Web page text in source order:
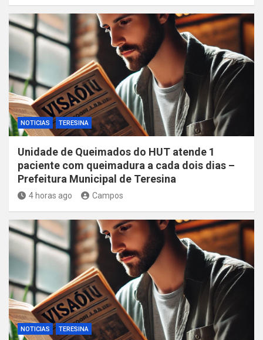
NOTICIAS TERESINA
Unidade de Queimados do HUT atende 1
paciente com queimadura a cada dois dias –
Prefeitura Municipal de Teresina
4 horas ago Campos
NOTICIAS TERESINA